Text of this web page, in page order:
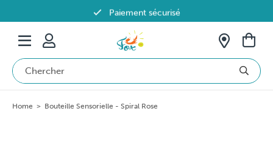
Paiement sécurisé
Livraison offerte dès 69€ en Belgique
Home > Bouteille Sensorielle - Spiral Rose